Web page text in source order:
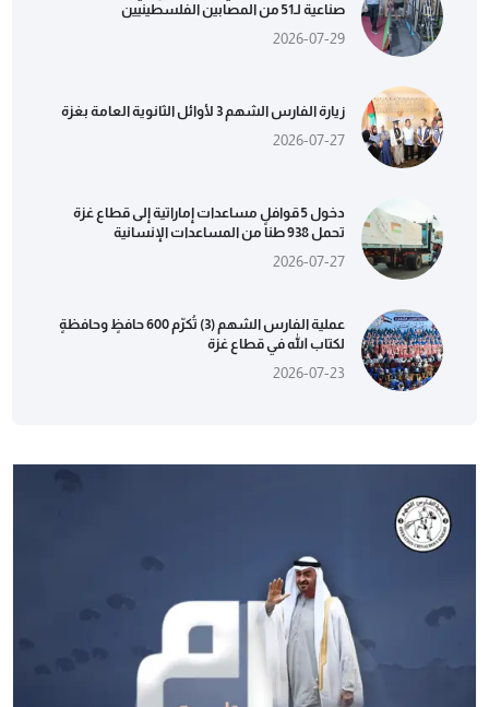
صناعية لـ51 من المصابين الفلسطينيين
2026-07-29
زيارة الفارس الشهم 3 لأوائل الثانوية العامة بغزة
2026-07-27
دخول 5 قوافل مساعدات إماراتية إلى قطاع غزة
تحمل 938 طناً من المساعدات الإنسانية
2026-07-27
عملية الفارس الشهم (3) تُكرّم 600 حافظٍ وحافظةٍ
لكتاب الله في قطاع غزة
2026-07-23